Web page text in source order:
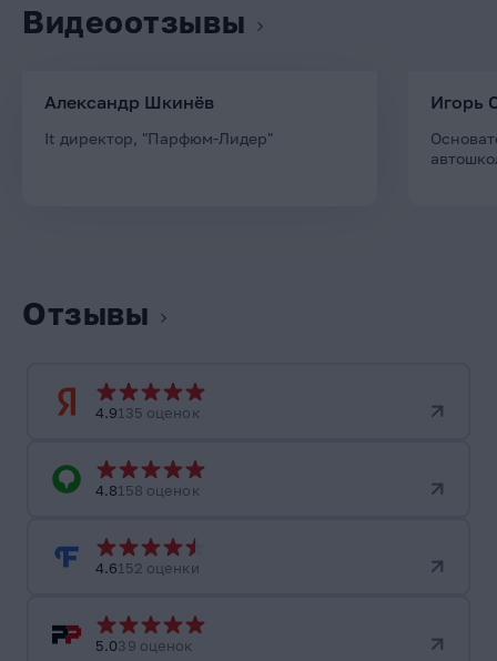
Видеоотзывы
Александр Шкинёв
It директор, "Парфюм-Лидер"
Игорь
Отзывы
4.9135 оценок
4.8158 оценок
4.6152 оценки
5.039 оценок